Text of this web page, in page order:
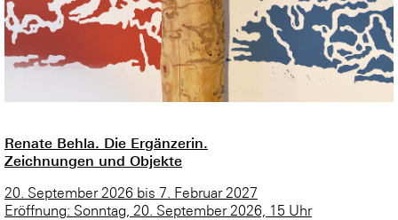
Renate Behla. Die Ergänzerin.
Zeichnungen und Objekte
20. September 2026 bis 7. Februar 2027
Eröffnung: Sonntag, 20. September 2026, 15 Uhr